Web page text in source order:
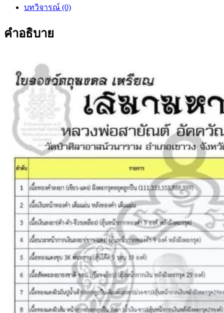
บทวิจารณ์ (0)
คำอธิบาย